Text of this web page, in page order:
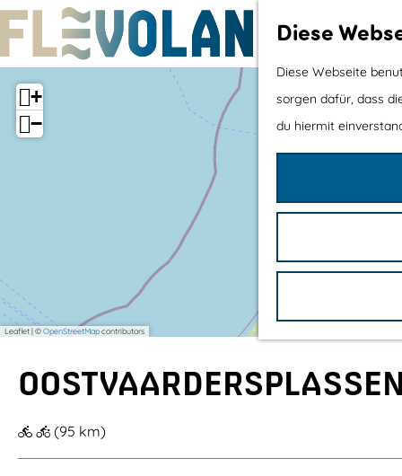
Diese
Diese Webseite
sorgen dafür, dass
du hiermit
G
z
u
+
−
Leaflet|©OpenStreetMapcontributors
(95 km)